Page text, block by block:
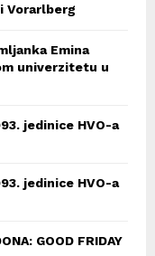
Vorarlberg
Emina
univerzitetu u
jedinice HVO-a
jedinice HVO-a
GOOD FRIDAY